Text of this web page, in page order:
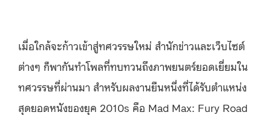
เมื่อใกล้จะก้าวเข้าสู่ทศวรรษใหม่ สำนักข่าวและเว็บไซต์
ต่างๆ ก็พากันทำโพลที่ทบทวนถึงภาพยนตร์ยอดเยี่ยมใน
ทศวรรษที่ผ่านมา สำหรับผลงานยืนหนึ่งที่ได้รับตำแหน่ง
สุดยอดหนังของยุค 2010s คือ Mad Max: Fury Road